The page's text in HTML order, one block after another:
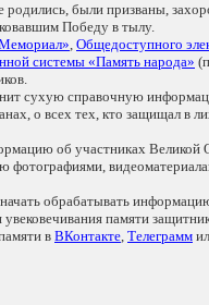
были призваны,
Победу в тылу.
, Общедоступного
системы «Память народа»
сухую справочную
о всех тех, кто защищал в
об участниках Великой
обрабатывать
памяти
в ВКонтакте, Телеграмм